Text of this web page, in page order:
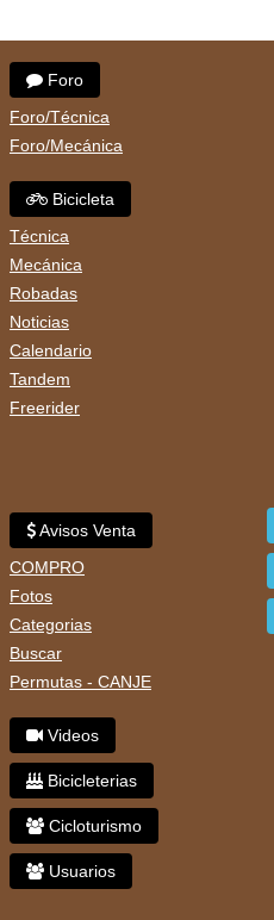
Foro
Foro/Técnica
Foro/Mecánica
Bicicleta
Técnica
Mecánica
Robadas
Noticias
Calendario
Tandem
Freerider
Avisos Venta
COMPRO
Fotos
Categorias
Buscar
Permutas - CANJE
Videos
Bicicleterias
Cicloturismo
Usuarios